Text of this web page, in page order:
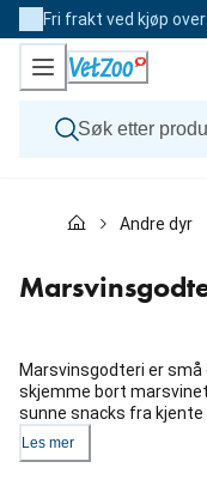
Skip
to
Content
Fri frakt ved kjøp
Katt
Andre dyr
Merker
Andre dyr
Marsvinsgodteri er
skjemme bort
sunne snacks fra kjente
Les mer